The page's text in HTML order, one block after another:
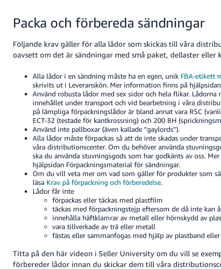
Packa och förbereda sändningar
Följande krav gäller för alla lådor som skickas till våra
oavsett om det är sändningar med små paket, dellaster eller
Alla lådor i en sändning måste ha en egen, unik FBA-etikett
skrivits ut i Leveranskön. Mer information finns på
Använd robusta lådor med sex sidor och hela flikar. Lådorna
innehållet under transport och vid bearbetning i våra
på lämpliga förpackningslådor är bland annat vara RSC
ECT-32 (testade för kantkrossning) och 200 BH
Använd inte pallboxar (även kallade ”gaylords”).
Alla lådor måste förpackas så att de inte skadas under
våra distributionscenter. Om du behöver använda
ska du använda stuvningsgods som har godkänts av oss.
hjälpsidan Förpackningsmaterial för sändningar.
Om du vill veta mer om vad som gäller för produkter som
läsa Krav på förpackning och förberedelse.
Lådor får inte
förpackas eller täckas med plastfilm
täckas med förpackningstejp eftersom de då inte kan
innehålla häftklamrar av metall eller hörnskydd av
vara tillverkade av trä eller metall
fästas eller sammanfogas med hjälp av plastband
Titta på den här videon i Seller University om du vill se
förbereder lådor innan du skickar dem till våra